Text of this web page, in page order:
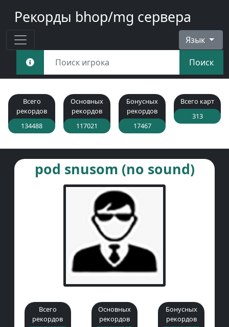
Рекорды bhop/mg сервера
Язык
Поиск
Всего
рекордов
134488
Основных
рекордов
117021
Бонусных
рекордов
17467
Всего карт
313
pod snusom (no sound)
Всего
рекордов
Основных
рекордов
Бонусных
рекордов